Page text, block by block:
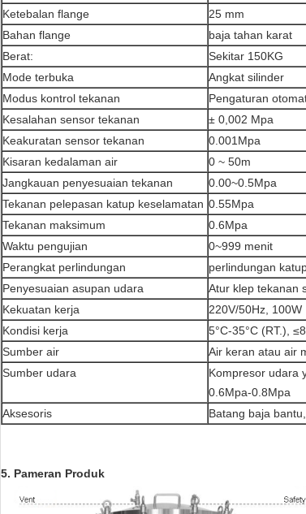
Ketebalan flange
25 mm
Bahan flange
baja tahan karat
Berat:
Sekitar 150KG
Mode terbuka
Angkat silinder
Modus kontrol tekanan
Pengaturan
Kesalahan sensor tekanan
± 0,002 Mpa
Keakuratan sensor tekanan
0.001Mpa
Kisaran kedalaman air
0 ~ 50m
Jangkauan penyesuaian tekanan
0.00~0.5Mpa
Tekanan pelepasan katup keselamatan 0.55Mpa
Tekanan maksimum
0.6Mpa
Waktu pengujian
0~999 menit
Perangkat perlindungan
perlindungan
Penyesuaian asupan udara
Atur klep tekanan
Kekuatan kerja
220V/50Hz, 100W
Kondisi kerja
5°C-35°C (RT.),
Sumber air
Air keran atau air
Sumber udara
Kompresor udara
0.6Mpa-0.8Mpa
Aksesoris
Batang baja
5. Pameran Produk